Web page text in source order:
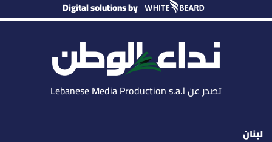
Digital solutions by
تصدر عن Lebanese Media Production s.a.l
لبنان